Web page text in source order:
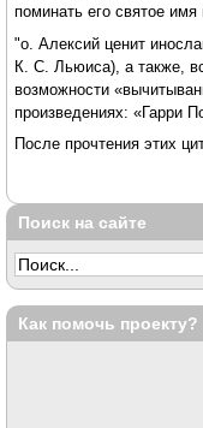
поминать его святое имя
"о. Алексий ценит
К. С. Льюиса), а также,
возможности
произведениях: «Гарри
После прочтения этих
Поиск на сайте
Как помочь проекту?